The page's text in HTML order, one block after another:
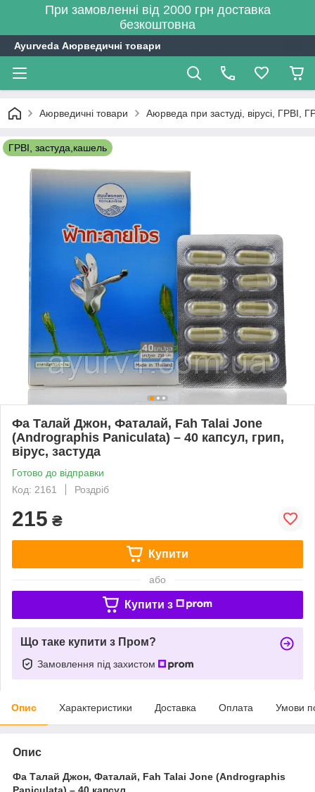
При замовленні від 2000 грн доставка
безкоштовна
Ayurveda Аюрведичні товари
Аюрведичні товари Аюрведа при застуді, вірусі, ГРВІ,
ГРВІ, застуда,кашель
Фа Талай Джон, Фаталай, Fah Talai Jone
(Andrographis Paniculata) – 40 капсул, грип,
вірус, застуда
Готово до відправки
Код: 2161
Роздріб
215 ₴
Купити
або
Купити з
Що таке купити з Пром?
Замовлення під захистом
Опис Характеристики Доставка Оплата Умови
Опис
Фа Талай Джон, Фаталай, Fah Talai Jone (Andrographis
Paniculata) – 40 капсул